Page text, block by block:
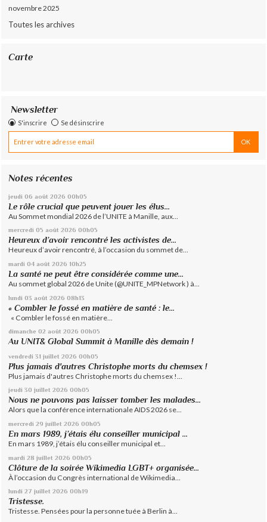
novembre 2025
Toutes les archives
Carte
Newsletter
S'inscrire Se désinscrire
Notes récentes
jeudi 06 août 2026 00h05
Le rôle crucial que peuvent jouer les élus...
Au Sommet mondial 2026 de l’UNITE à Manille, aux...
mercredi 05 août 2026 00h05
Heureux d’avoir rencontré les activistes de...
Heureux d’avoir rencontré, à l’occasion du sommet de...
mardi 04 août 2026 10h25
La santé ne peut être considérée comme une...
Au sommet global 2026 de Unite (@UNITE_MPNetwork ) à...
lundi 03 août 2026 08h13
« Combler le fossé en matière de santé : le...
« Combler le fossé en matière...
dimanche 02 août 2026 00h05
Au UNIT& Global Summit à Manille dès demain !
vendredi 31 juillet 2026 00h05
Plus jamais d'autres Christophe morts du chemsex !
Plus jamais d'autres Christophe morts du chemsex !...
jeudi 30 juillet 2026 00h05
Nous ne pouvons pas laisser tomber les malades...
Alors que la conférence internationale AIDS 2026 se...
mercredi 29 juillet 2026 00h05
En mars 1989, j’étais élu conseiller municipal ...
En mars 1989, j’étais élu conseiller municipal et...
mardi 28 juillet 2026 00h05
Clôture de la soirée Wikimedia LGBT+ organisée...
À l’occasion du Congrès international de Wikimedia...
lundi 27 juillet 2026 00h19
Tristesse.
Tristesse. Pensées pour la personne tuée à Berlin à...